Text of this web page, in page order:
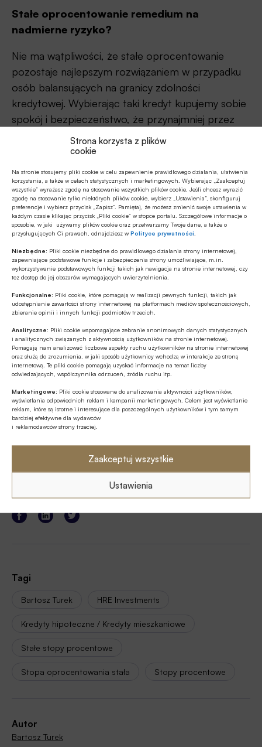
Strona korzysta z plików
cookie
Na stronie stosujemy pliki cookie w celu zapewnienie prawidłowego działania, ułatwienia
korzystania, a także w celach statystycznych i marketingowych. Wybierając „Zaakceptuj
wszystkie” wyrażasz zgodę na stosowanie wszystkich plików cookie. Jeśli chcesz wyrazić
zgodę na stosowanie tylko niektórych plików cookie, wybierz „Ustawienia”, skonfiguruj
preferencje i wybierz przycisk „Zapisz”. Pamiętaj, że możesz zmienić swoje ustawienia w
każdym czasie klikając przycisk „Pliki cookie” w stopce portalu. Szczegółowe informacje o
sposobie, w jaki używamy plików cookie oraz przetwarzamy Twoje dane, a także o
przysługujących Ci prawach, odnajdziesz wPolityce prywatności
Niezbędne: Pliki cookie niezbędne do prawidłowego działania strony internetowej,
zapewniające podstawowe funkcje i zabezpieczenia strony umożliwiające, m.in.
wykorzystywanie podstawowych funkcji takich jak nawigacja na stronie internetowej, czy
tez dostęp do jej obszarów wymagających uwierzytelnienia.
Funkcjonalne: Pliki cookie, które pomagają w realizacji pewnych funkcji, takich jak
udostępnianie zawartości strony internetowej na platformach mediów społecznościowych,
zbieranie opinii i innych funkcji podmiotów trzecich.
Analityczne: Pliki cookie wspomagające zebranie anonimowych danych statystycznych
i analitycznych związanych z aktywnością użytkowników na stronie internetowej.
Pomagają nam analizować liczbowe aspekty ruchu użytkowników na stronie internetowej
oraz służą do zrozumienia, w jaki sposób użytkownicy wchodzą w interakcje ze stroną
internetową. Te pliki cookie pomagają uzyskać informacje na temat liczby
odwiedzających, współczynnika odrzuceń, źródła ruchu itp.
Marketingowe: Pliki cookie stosowane do analizowania aktywności użytkowników,
wyświetlania odpowiednich reklam i kampanii marketingowych. Celem jest wyświetlanie
reklam, które są istotne i interesujące dla poszczególnych użytkowników i tym samym
bardziej efektywne dla wydawców
i reklamodawców strony trzeciej.
Zaakceptuj wszystkie
Ustawienia
Stałe oprocentowanie remedium na
nadmierne ryzyko?
Nie ma wątpliwości, że stałe oprocentowanie
pozostaje najlepszym rozwiązaniem w przypadku
osób balansujących na granicy zdolności
kredytowej. Wybierając taki kredyt kupujemy sobie
spokój i bezpieczeństwo, że przynajmniej przez
kilka lat rata nam się nie zmieni. Do tego będziemy
mogli zamienić posiadany kredyt na tańszy, gdy w
Powszechną praktyką jest bowiem, że banki nie
naliczają opłat za wcześniejszą spłatę kredytu (na
to warto zwrócić uwagę wybierając kredyt). To
obok zaciągnięcia nowego (tańszego kredytu) jest
droższego kredytu na tańszy.
podwyżek stóp procentowych ma się ku końcowi,
a w 2023 roku możliwe jest, że koszt pieniądza
zacznie spadać, to koszt obsługi długu ze
zmiennym oprocentowaniem może okazać się
niższy. Dziś jednak nikt nie wie co dokładnie szykuje
domowym budżetem należy brać pod uwagę też
skrajne scenariusze.
Udostępnij
Tagi
Bartosz Turek HRE Investments
Kredyty hipoteczne / Kredyty mieszkaniowe
Stałe stopy procentowe
Stopa oprocentowania stała Stopy procentowe
Autor
Bartosz Turek